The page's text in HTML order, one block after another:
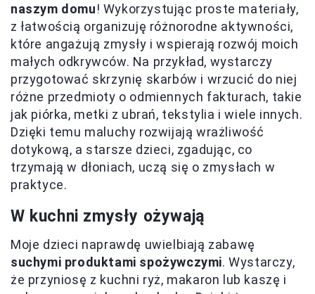
naszym domu! Wykorzystując proste materiały,
z łatwością organizuję różnorodne aktywności,
które angażują zmysły i wspierają rozwój moich
małych odkrywców. Na przykład, wystarczy
przygotować skrzynię skarbów i wrzucić do niej
różne przedmioty o odmiennych fakturach, takie
jak piórka, metki z ubrań, tekstylia i wiele innych.
Dzięki temu maluchy rozwijają wrażliwość
dotykową, a starsze dzieci, zgadując, co
trzymają w dłoniach, uczą się o zmysłach w
praktyce.
W kuchni zmysły ożywają
Moje dzieci naprawdę uwielbiają zabawę
suchymi produktami spożywczymi. Wystarczy,
że przyniosę z kuchni ryż, makaron lub kaszę i